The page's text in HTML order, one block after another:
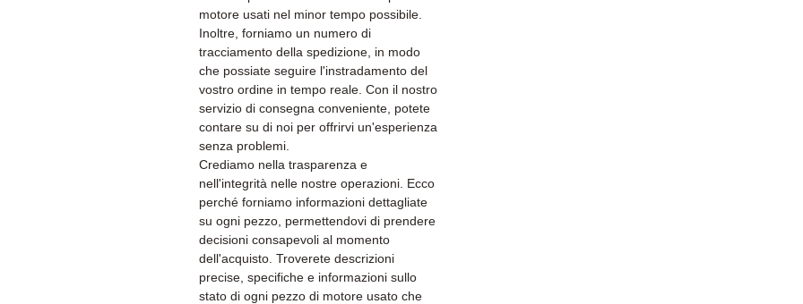
motore usati nel minor tempo possibile.
Inoltre, forniamo un numero di
tracciamento della spedizione, in modo
che possiate seguire l'instradamento del
vostro ordine in tempo reale. Con il nostro
servizio di consegna conveniente, potete
contare su di noi per offrirvi un'esperienza
senza problemi.
Crediamo nella trasparenza e
nell'integrità nelle nostre operazioni. Ecco
perché forniamo informazioni dettagliate
su ogni pezzo, permettendovi di prendere
decisioni consapevoli al momento
dell'acquisto. Troverete descrizioni
precise, specifiche e informazioni sullo
stato di ogni pezzo di motore usato che